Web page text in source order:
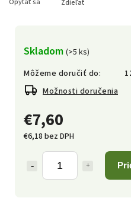
€7,60
€6,18 bez DPH
Skladom (>5 ks)
Môžeme doručiť do:
Možnosti doručenia
Zdieľať